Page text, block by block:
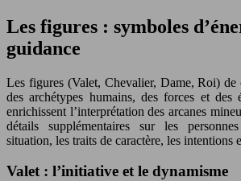
Les figures : symboles
guidance
Les figures (Valet, Chevalier, Dame, Roi) de
des archétypes humains, des forces et des
enrichissent l’interprétation des arcanes
détails supplémentaires sur les
situation, les traits de caractère, les intentions
Valet : l’initiative et le dynamisme